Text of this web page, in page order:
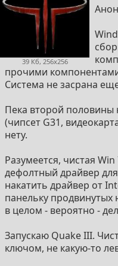
39 Кб, 256x256
прочими
Система не засрана
Пека второй половины
(чипсет G31,
нету.
Разумеется, чистая
дефолтный драйвер
накатить драйвер от
панельку продвинутых
в целом - вероятно -
Запускаю Quake III.
ключом, не какую-то